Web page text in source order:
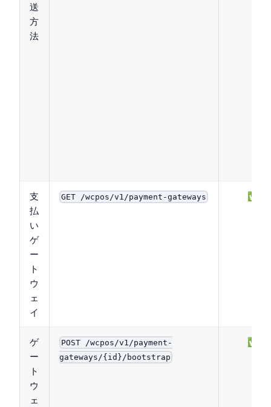
送
方
法
支
払
い
ゲ
ー
ト
ウ
ェ
イ
GET /wcpos/v1/payment-gateways ✅
ゲ
ー
ト
ウ
ェ
POST /wcpos/v1/payment-
gateways/{id}/bootstrap
✅